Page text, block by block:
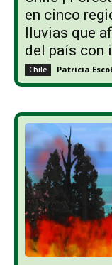
en cinco
lluvias que
del país con
Chile Patricia